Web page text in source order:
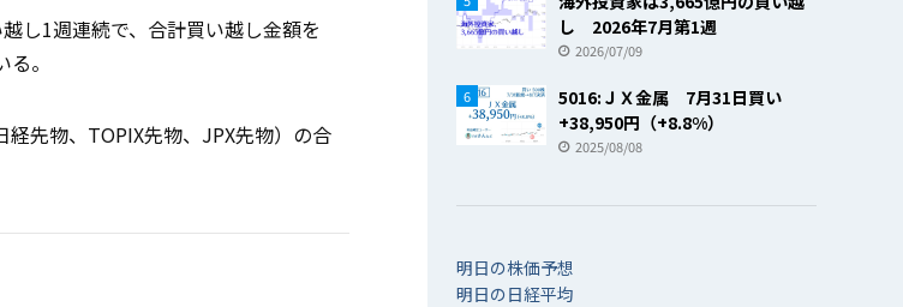
し1週連続で、合計買い越し金額を
。
先物、TOPIX先物、JPX先物）の合
し 2026年7月第1週
2026/07/09
6
5016:ＪＸ金属 7月31日買い
+38,950円（+8.8%）
2025/08/08
明日の株価予想
明日の日経平均